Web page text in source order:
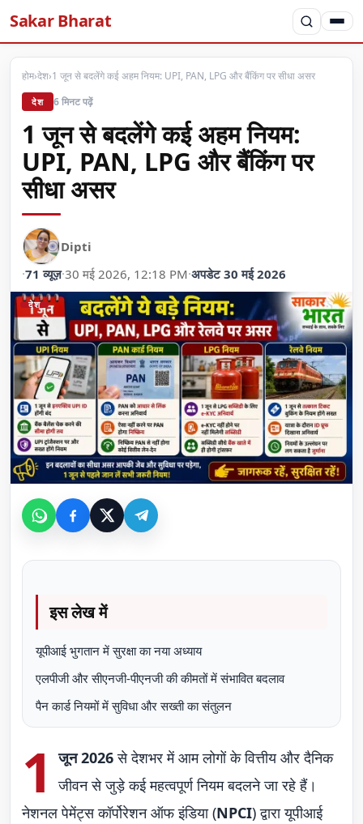
Sakar Bharat
होम›देश›1 जून से बदलेंगे कई अहम नियम: UPI, PAN, LPG और बैंकिंग पर सीधा असर
देश 6 मिनट पढ़ें
1 जून से बदलेंगे कई अहम नियम:
UPI, PAN, LPG और बैंकिंग पर
सीधा असर
Dipti
·71 व्यूज़·30 मई 2026, 12:18 PM·अपडेट 30 मई 2026
देश
इस लेख में
यूपीआई भुगतान में सुरक्षा का नया अध्याय
एलपीजी और सीएनजी-पीएनजी की कीमतों में संभावित बदलाव
पैन कार्ड नियमों में सुविधा और सख्ती का संतुलन
1 जून 2026से देशभर में आम लोगों के वित्तीय और दैनिक
जीवन से जुड़े कई महत्वपूर्ण नियम बदलने जा रहे हैं।
नेशनल पेमेंट्स कॉर्पोरेशन ऑफ इंडिया (NPCI) द्वारा यूपीआई